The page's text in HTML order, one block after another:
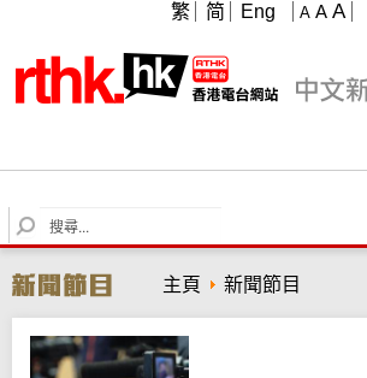
A A A
繁 简 Eng
S
e
r
c
h
主頁 新聞節目